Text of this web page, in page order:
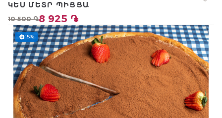
10 500 ֏8 925 ֏
ԿԵՍ ՄԵՏՐ ՊԻՑՑԱ
15%